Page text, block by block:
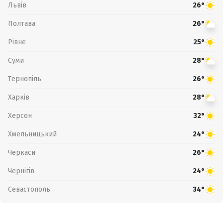
Львів 26°
Полтава 26°
Рівне 25°
Суми 28°
Тернопіль 26°
Харків 28°
Херсон 32°
Хмельницький 24°
Черкаси 26°
Чернігів 24°
Севастополь 34°